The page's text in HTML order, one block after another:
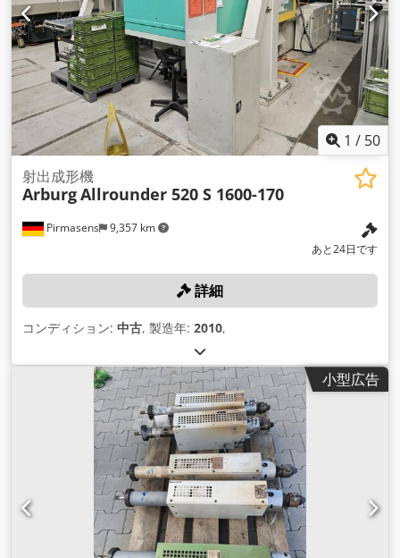
1 / 50
Pirmasens 9,357 km
射出成形機
ArburgAllrounder 520 S 1600-170
あと24日です
詳細
コンディション: 中古, 製造年: 2010,
小型広告